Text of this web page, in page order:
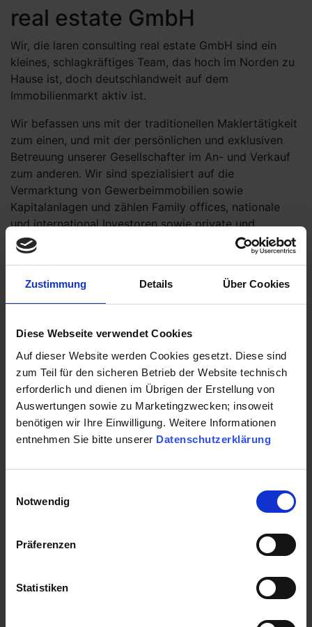
Zustimmung Details Über Cookies
Diese Webseite verwendet Cookies
Auf dieser Website werden Cookies gesetzt. Diese sind
zum Teil für den sicheren Betrieb der Website technisch
erforderlich und dienen im Übrigen der Erstellung von
Auswertungen sowie zu Marketingzwecken; insoweit
benötigen wir Ihre Einwilligung. Weitere Informationen
entnehmen Sie bitte unserer Datenschutzerklärung
Notwendig
Präferenzen
Statistiken
real estate GmbH
Wir, die laren consulting real estate GmbH sind ein
kleines, schlagkräftiges Team, das hoch im Norden zu
Hause ist, doch deutschlandweit auf dem
Immobilienmarkt aktiv ist.
Wir befassen uns mit der traditionellen Maklertätigkeit
zum einen, und mit der persönlichen und exklusiven
Betreuung unserer Gesellschafter im An- und Verkauf
zum anderen. Wir sind spezialisiert auf die
Vermarktung von Gewerbeimmobilien sowie
Kapitalanlagen und zählen Family offices, nationale
und international Investoren sowie private und
institutionelle Mietinteressenten zu unseren
Stammkunden.
Wir legen viel Wert auf die Zusammenführung der
Parteien auch auf einer Ebene, die weit über die reine
weitreichendes Netzwerk eine große Rolle.
Gewerbeimmobilien
Gewerbeimmobilien zu vermieten ist nicht mit der
Vermietung einer privaten Wohnung zu vergleichen. Sie
brauchen viel Erfahrung, um sich durch die
Besonderheiten zu kämpfen. Wir, die laren consulting
im Kieler Stadtgebiet zur Seite.
Kapitalanlagen
Die Zinsen sind niedrig, Häuser, Wohnungen und